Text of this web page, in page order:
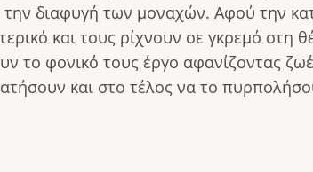
την διαφυγή των μοναχών. Αφού την
και τους ρίχνουν σε γκρεμό στη
φονικό τους έργο αφανίζοντας
και στο τέλος να το